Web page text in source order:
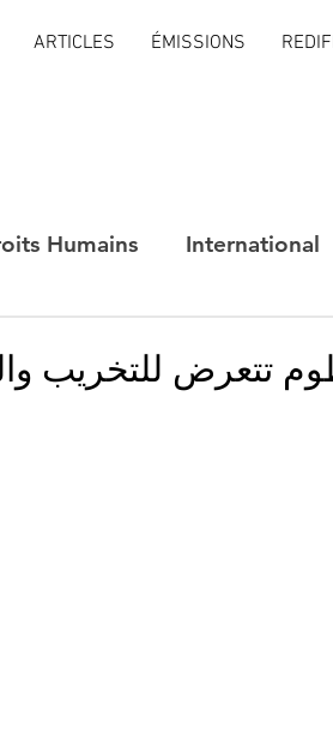
ARTICLES ÉMISSIONS
Humains International
تتعرض للتخريب